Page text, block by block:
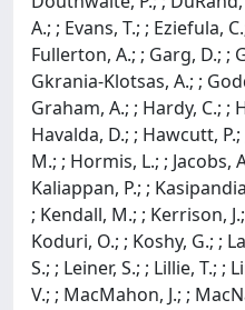
A.; ; Evans, T.; ; Eziefula,
Fullerton, A.; ; Garg, D.; ;
Gkrania-Klotsas, A.; ;
Graham, A.; ; Hardy, C.; ;
Havalda, D.; ; Hawcutt,
M.; ; Hormis, L.; ; Jacobs,
Kaliappan, P.; ;
; Kendall, M.; ; Kerrison,
Koduri, O.; ; Koshy, G.; ;
S.; ; Leiner, S.; ; Lillie, T.; ;
V.; ; MacMahon, J.; ;